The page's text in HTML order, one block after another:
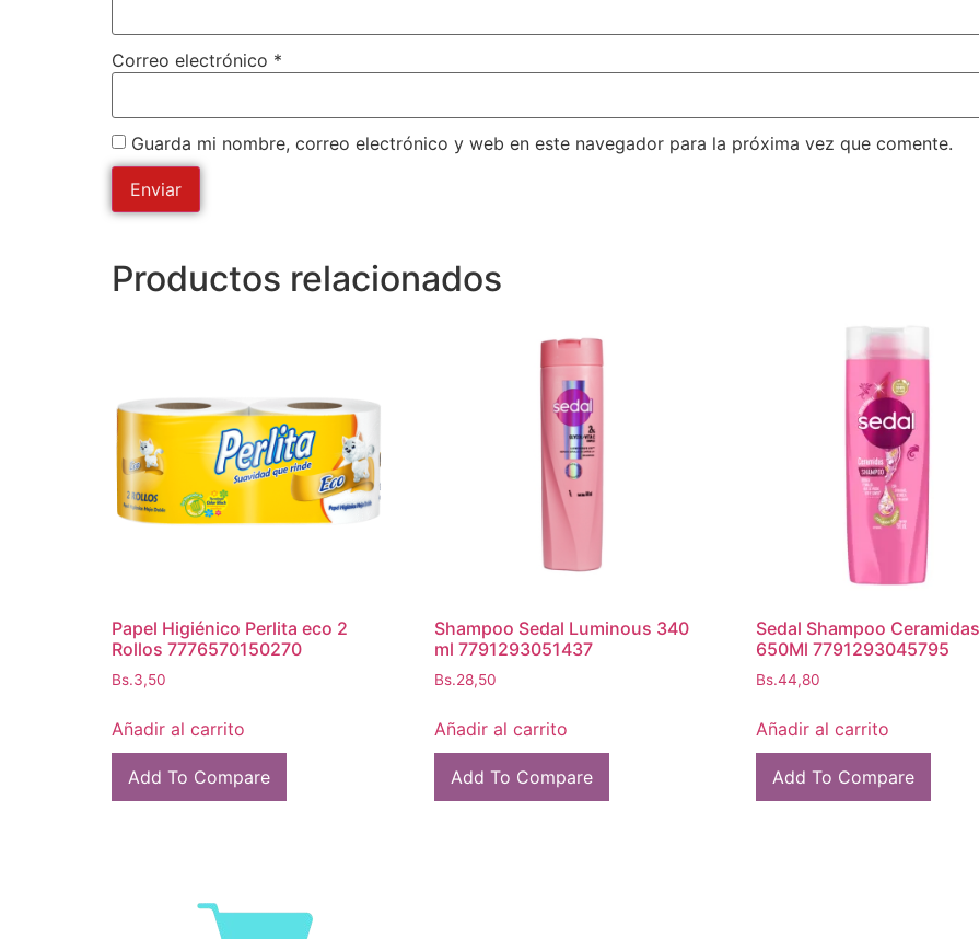
Correo electrónico *
Guarda mi nombre, correo electrónico y web en este navegador para la próxima vez que comente.
Productos relacionados
Papel Higiénico Perlita eco 2
Rollos 7776570150270
Bs.3,50
Añadir al carrito
Add To Compare
Shampoo Sedal Luminous 340
ml 7791293051437
Bs.28,50
Añadir al carrito
Add To Compare
Sedal Shampoo
650Ml 7791293045795
Bs.44,80
Añadir al carrito
Add To Compare